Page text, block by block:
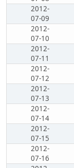
2012-
07-09
2012-
07-10
2012-
07-11
2012-
07-12
2012-
07-13
2012-
07-14
2012-
07-15
2012-
07-16